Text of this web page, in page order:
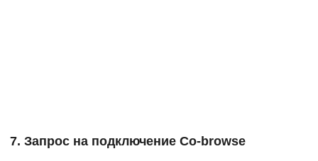
7. Запрос на подключение Сo-browse